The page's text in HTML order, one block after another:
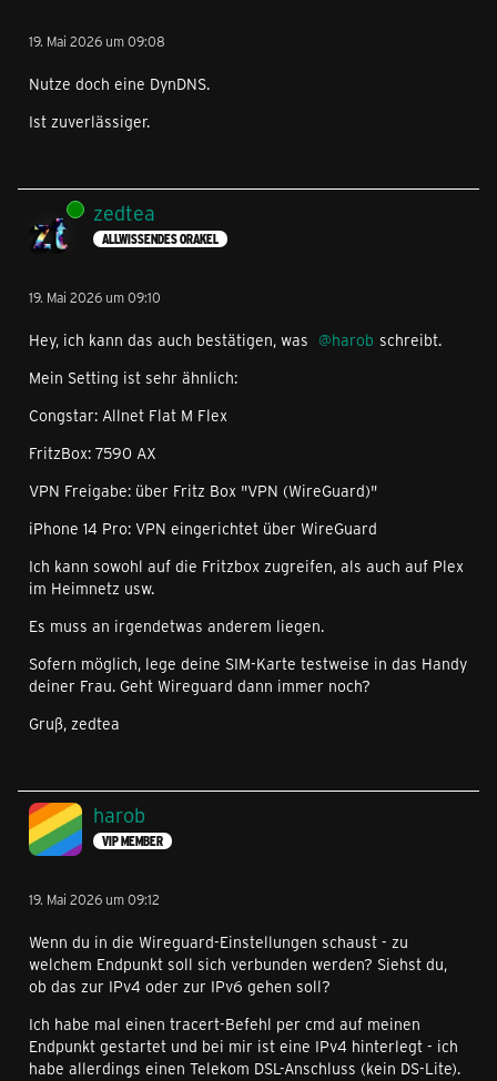
19. Mai 2026 um 09:08
Nutze doch eine DynDNS.
Ist zuverlässiger.
zedtea
ALLWISSENDES ORAKEL
19. Mai 2026 um 09:10
Hey, ich kann das auch bestätigen, was harob schreibt.
Mein Setting ist sehr ähnlich:
Congstar: Allnet Flat M Flex
FritzBox: 7590 AX
VPN Freigabe: über Fritz Box "VPN (WireGuard)"
iPhone 14 Pro: VPN eingerichtet über WireGuard
Ich kann sowohl auf die Fritzbox zugreifen, als auch auf Plex
im Heimnetz usw.
Es muss an irgendetwas anderem liegen.
Sofern möglich, lege deine SIM-Karte testweise in das Handy
deiner Frau. Geht Wireguard dann immer noch?
Gruß, zedtea
harob
VIP MEMBER
19. Mai 2026 um 09:12
Wenn du in die Wireguard-Einstellungen schaust - zu
welchem Endpunkt soll sich verbunden werden? Siehst du,
ob das zur IPv4 oder zur IPv6 gehen soll?
Ich habe mal einen tracert-Befehl per cmd auf meinen
Endpunkt gestartet und bei mir ist eine IPv4 hinterlegt - ich
habe allerdings einen Telekom DSL-Anschluss (kein DS-Lite).